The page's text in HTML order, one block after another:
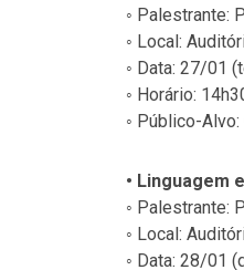
◦ Palestrante:
◦ Local:
◦ Data: 27/01
◦ Horário:
◦ Público-
• Linguagem
◦ Palestrante:
◦ Local:
◦ Data: 28/01